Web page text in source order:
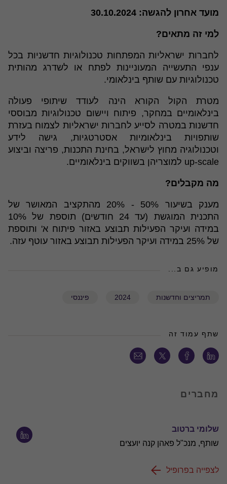
מועד אחרון להגשה: 30.10.2024
למי זה מתאים?
לחברות ישראליות המפתחות טכנולוגיות חדשניות בכל
ענפי התעשייה המעוניינות לפתח או לשדרג מהותית
טכנולוגיות עם שותף בינלאומי.
מטרת הקול הקורא הינה לעודד שיתופי פעולה
בינלאומיים במחקר, פיתוח ויישום טכנולוגיות מבוססי
חדשנות במטרה לסייע לחברות ישראליות לצמוח בעזרת
שותפויות בינלאומיות אסטרטגיות, גישה לידע
וטכנולוגיה מחוץ לישראל, בחינת התכנות, פריצה וביצוע
up-scale למוצריהן בשווקים בינלאומיים.
מה מקבלים?
מענק בשיעור 50% - 20% מהתקציב המאושר של
התכנית המוגשת (עד 24 חודשים) תוספת של 10%
במידה ועיקר הפעילות תבוצע באזור פיתוח א' ותוספת
של 25% במידה ועיקר הפעילות תבוצע באזור עוטף עזה.
מופיע גם ב...
תמריצים וחדשנות 2024 פיננסי
שתף עמוד זה
מחברים
שלומי ברטוב
שותף, מנכ"ל פאהן קנה יועצים
לצפייה בפרופיל